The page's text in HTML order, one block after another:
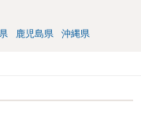
鹿児島県 沖縄県